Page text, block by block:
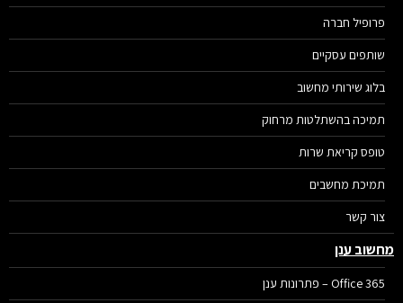
פרופיל חברה
שותפים עסקיים
בלוג שירותי מחשוב
תמיכה בהשתלטות מרחוק
טופס קריאת שרות
תמיכת מחשבים
צור קשר
ענן
Office 365 – פתרונות ענן